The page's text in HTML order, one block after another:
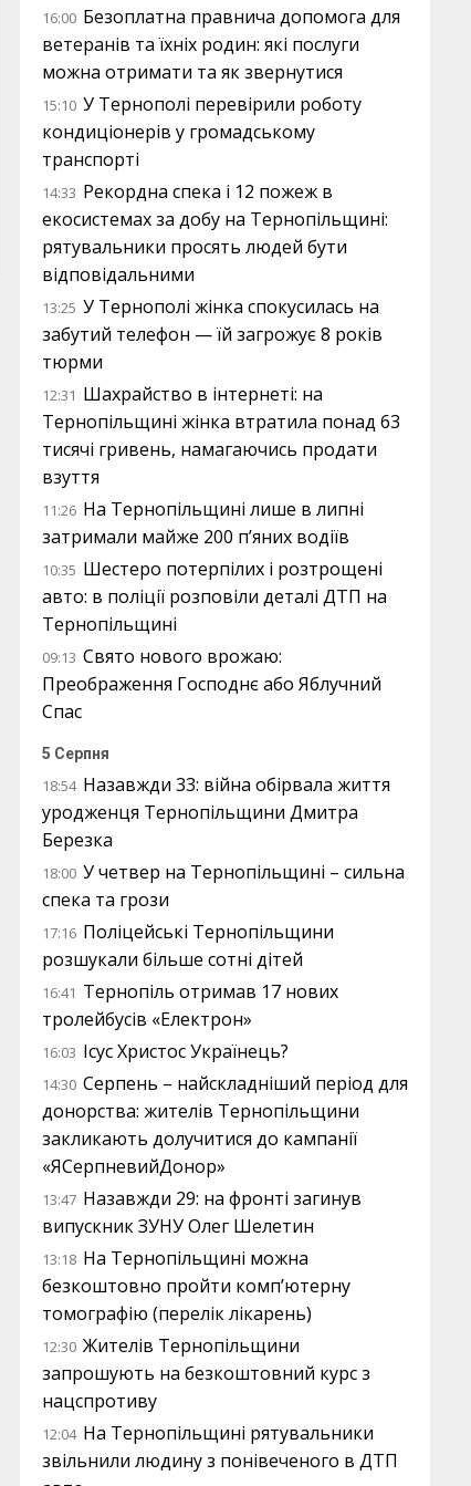
16:00 Безоплатна правнича допомога для
ветеранів та їхніх родин: які послуги
можна отримати та як звернутися
15:10 У Тернополі перевірили роботу
кондиціонерів у громадському
транспорті
14:33 Рекордна спека і 12 пожеж в
екосистемах за добу на Тернопільщині:
рятувальники просять людей бути
відповідальними
13:25 У Тернополі жінка спокусилась на
забутий телефон — їй загрожує 8 років
тюрми
12:31 Шахрайство в інтернеті: на
Тернопільщині жінка втратила понад 63
тисячі гривень, намагаючись продати
взуття
11:26 На Тернопільщині лише в липні
затримали майже 200 п’яних водіїв
10:35 Шестеро потерпілих і розтрощені
авто: в поліції розповіли деталі ДТП на
Тернопільщині
09:13 Свято нового врожаю:
Преображення Господнє або Яблучний
Спас
5 Серпня
18:54 Назавжди 33: війна обірвала життя
уродженця Тернопільщини Дмитра
Березка
18:00 У четвер на Тернопільщині – сильна
спека та грози
17:16 Поліцейські Тернопільщини
розшукали більше сотні дітей
16:41 Тернопіль отримав 17 нових
тролейбусів «Електрон»
16:03 Ісус Христос Українець?
14:30 Серпень – найскладніший період для
донорства: жителів Тернопільщини
закликають долучитися до кампанії
«ЯСерпневийДонор»
13:47 Назавжди 29: на фронті загинув
випускник ЗУНУ Олег Шелетин
13:18 На Тернопільщині можна
безкоштовно пройти комп’ютерну
томографію (перелік лікарень)
12:30 Жителів Тернопільщини
запрошують на безкоштовний курс з
нацспротиву
12:04 На Тернопільщині рятувальники
звільнили людину з понівеченого в ДТП